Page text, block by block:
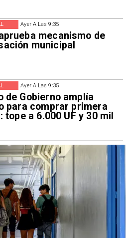
Ayer A Las 9:35
mecanismo de
municipal
Ayer A Las 9:35
de Gobierno amplía
para comprar primera
tope a 6.000 UF y 30 mil